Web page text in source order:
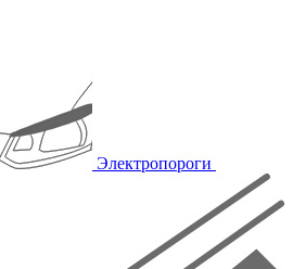
Электропороги